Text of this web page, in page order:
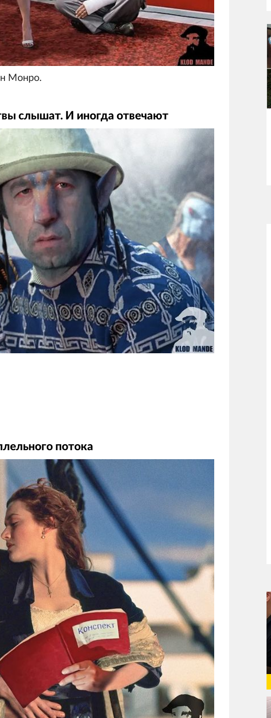
Монро.
слышат. И иногда отвечают
потока